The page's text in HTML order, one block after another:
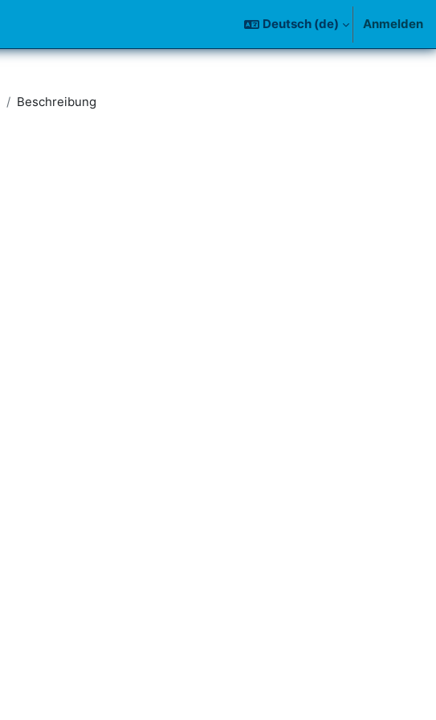
Deutsch ‎(de)‎ Anmelden
Beschreibung